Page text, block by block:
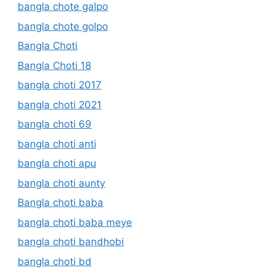
bangla chote galpo
bangla chote golpo
Bangla Choti
Bangla Choti 18
bangla choti 2017
bangla choti 2021
bangla choti 69
bangla choti anti
bangla choti apu
bangla choti aunty
Bangla choti baba
bangla choti baba meye
bangla choti bandhobi
bangla choti bd